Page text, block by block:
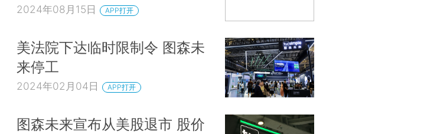
2024年08月15日 APP打开
美法院下达临时限制令 图森未
来停工
2024年02月04日 APP打开
图森未来宣布从美股退市 股价